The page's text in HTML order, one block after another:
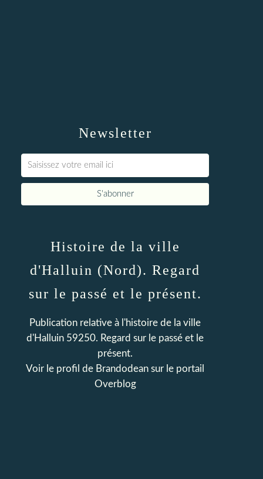
Newsletter
Histoire de la ville
d'Halluin (Nord). Regard
sur le passé et le présent.
Publication relative à l'histoire de la ville
d'Halluin 59250. Regard sur le passé et le
présent.
Voir le profil de Brandodean sur le portail
Overblog